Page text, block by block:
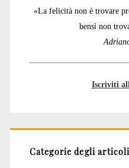
«La felicità non è trovare
bensì non
Iscriviti
Categorie degli articoli